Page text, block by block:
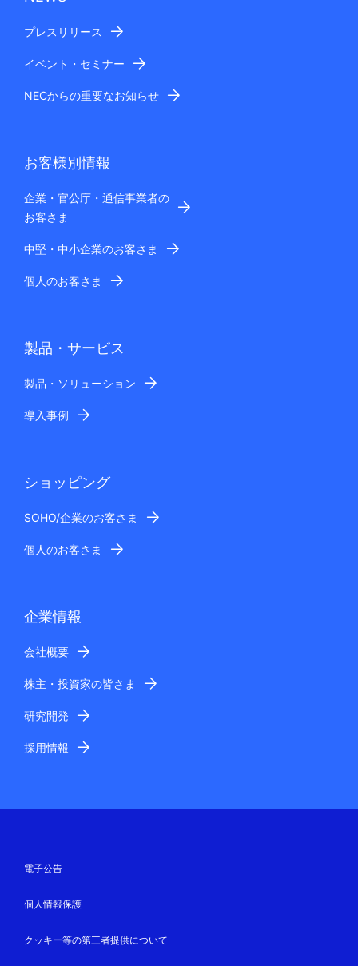
プレスリリース
イベント・セミナー
NECからの重要なお知らせ
お客様別情報
企業・官公庁・通信事業者の
お客さま
中堅・中小企業のお客さま
個人のお客さま
製品・サービス
製品・ソリューション
導入事例
ショッピング
SOHO/企業のお客さま
個人のお客さま
企業情報
会社概要
株主・投資家の皆さま
研究開発
採用情報
電子公告
個人情報保護
クッキー等の第三者提供について